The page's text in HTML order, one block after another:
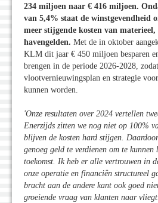
234 miljoen naar € 416 miljoen.
van 5,4% staat de winstgevendheid
meer stijgende kosten van materieel,
havengelden. Met de in oktober
KLM dit jaar € 450 miljoen besparen
brengen in de periode 2026-2028,
vlootvernieuwingsplan en strategie
kunnen worden.
'Onze resultaten over 2024 vertellen
Enerzijds zitten we nog niet op 100%
blijven de kosten hard stijgen.
genoeg geld te verdienen om te
toekomst. Ik heb er alle vertrouwen in
onze operatie en financiën structureel
bracht aan de andere kant ook goed
groeiende vraag van klanten naar